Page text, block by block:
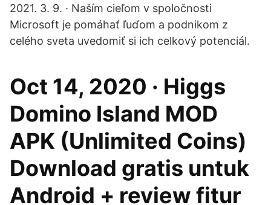
2021. 3. 9. · Naším cieľom v spoločnosti
Microsoft je pomáhať ľuďom a podnikom z
celého sveta uvedomiť si ich celkový potenciál.
Oct 14, 2020 · Higgs
Domino Island MOD
APK (Unlimited Coins)
Download gratis untuk
Android + review fitur